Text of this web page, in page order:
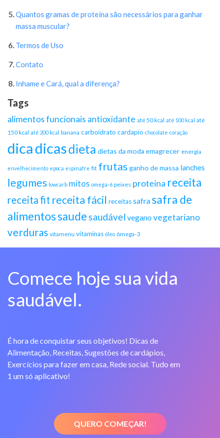
Quantos gramas de proteína são necessários para ganhar
massa muscular?
Termos de Uso
Contato
Inhame e Cará, qual a diferença?
Tags
alimentos funcionais antioxidante até 50 kcal até 100 kcal até
150 kcal até 200 kcal banana carboidrato cardapio chocolate coração
dicadicasdieta dietas da moda emagrecer energia
envelhecimento epoca espinafre fit frutas ganho de massa lanches
legumes lowcarb mitos omega-6 peixes proteina receita
receita fit receita fácil receitassafra safra de
alimentossaude saudável veganovegetariano
verduras vitamenu vitaminas óleo ômega-3
Comece hoje sua vida
saudável.
É hora de conquistar seus objetivos! Dicas de
Alimentação, Receitas, Sugestões de cardápios,
Exercícios para fazer em casa, Rede social. Tudo em
1 um só aplicativo!
QUERO COMEÇAR!